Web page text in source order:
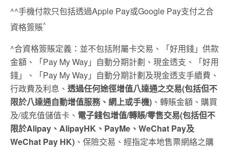
^^手機付款只包括透過Apple Pay或Google Pay支付之合
資格簽賬^
^合資格簽賬定義：並不包括附屬卡交易、「好用錢」供款
金額、「Pay My Way」自動分期計劃、現金透支、「好用
錢」、「Pay My Way」自動分期計劃及現金透支手續費、
行政費及利息、 透過任何途徑增值八達通之交易(包括但不
限於八達通自動增值服務、網上或手機) 、轉賬金額、購買
及/或充值儲值卡、 電子錢包增值/轉賬/零售交易(包括但不
限於Alipay 、 AlipayHK 、 PayMe 、 WeChat Pay及
WeChat Pay HK) 、保險交易、經指定本地售票網絡之購